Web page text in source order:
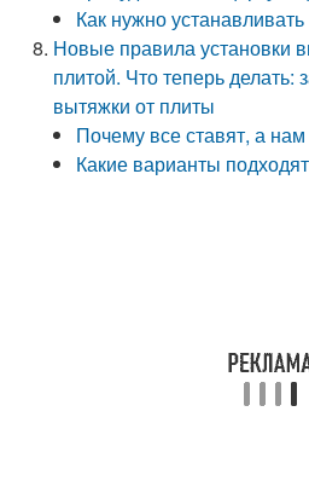
Как нужно
Новые правила установки
плитой. Что теперь делать:
вытяжки от плиты
Почему все ставят, а нам
Какие варианты